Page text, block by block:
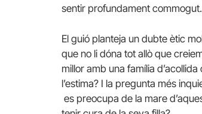
sentir profundament commogut.
El guió planteja un dubte ètic
que no li dóna tot allò que
millor amb una família
l’estima? I la pregunta més
es preocupa de la mare